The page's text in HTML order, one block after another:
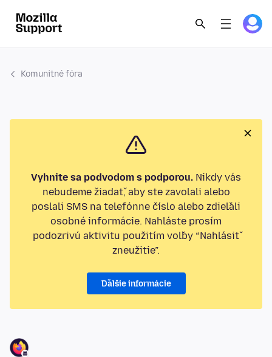
Komunitné fóra
Vyhnite sa podvodom s podporou. Nikdy vás
nebudeme žiadať, aby ste zavolali alebo
poslali SMS na telefónne číslo alebo zdieľali
osobné informácie. Nahláste prosím
podozrivú aktivitu použitím voľby “Nahlásiť
zneužitie”.
Ďalšie informácie